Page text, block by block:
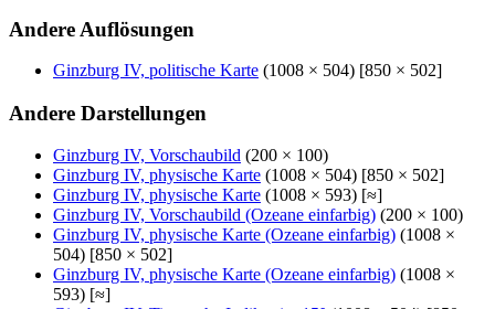
Andere Auflösungen
Ginzburg IV, politische Karte (1008 × 504) [850 × 502]
Andere Darstellungen
Ginzburg IV, Vorschaubild (200 × 100)
Ginzburg IV, physische Karte (1008 × 504) [850 × 502]
Ginzburg IV, physische Karte (1008 × 593) [≈]
Ginzburg IV, Vorschaubild (Ozeane einfarbig) (200 × 100)
Ginzburg IV, physische Karte (Ozeane einfarbig) (1008 ×
504) [850 × 502]
Ginzburg IV, physische Karte (Ozeane einfarbig) (1008 ×
593) [≈]